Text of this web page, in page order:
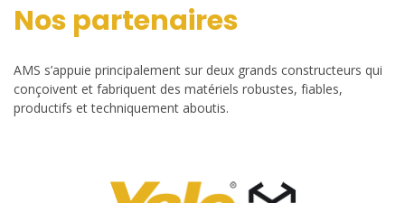
Nos partenaires
AMS s’appuie principalement sur deux grands constructeurs qui
conçoivent et fabriquent des matériels robustes, fiables,
productifs et techniquement aboutis.